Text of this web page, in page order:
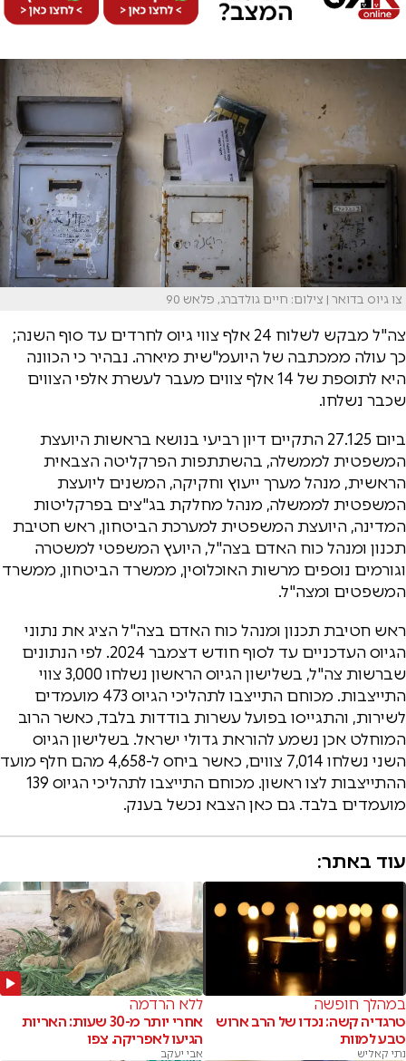
צו גיוס בדואר | צילום: חיים גולדברג, פלאש 90
צה"ל מבקש לשלוח 24 אלף צווי גיוס לחרדים עד סוף השנה;
כך עולה ממכתבה של היועמ"שית מיארה. נבהיר כי הכוונה
היא לתוספת של 14 אלף צווים מעבר לעשרת אלפי הצווים
שכבר נשלחו.
ביום 27.1.25 התקיים דיון רביעי בנושא בראשות היועצת
המשפטית לממשלה, בהשתתפות הפרקליטה הצבאית
הראשית, מנהל מערך ייעוץ וחקיקה, המשנים ליועצת
המשפטית לממשלה, מנהל מחלקת בג"צים בפרקליטות
המדינה, היועצת המשפטית למערכת הביטחון, ראש חטיבת
תכנון ומנהל כוח האדם בצה"ל, היועץ המשפטי למשטרה
וגורמים נוספים מרשות האוכלוסין, ממשרד הביטחון, ממשרד
המשפטים ומצה"ל.
ראש חטיבת תכנון ומנהל כוח האדם בצה"ל הציג את נתוני
הגיוס העדכניים עד לסוף חודש דצמבר 2024. לפי הנתונים
שברשות צה"ל, בשלישון הגיוס הראשון נשלחו 3,000 צווי
התייצבות. מכוחם התייצבו לתהליכי הגיוס 473 מועמדים
לשירות, והתגייסו בפועל עשרות בודדות בלבד, כאשר הרוב
המוחלט אכן נשמע להוראת גדולי ישראל. בשלישון הגיוס
השני נשלחו 7,014 צווים, כאשר ביחס ל-4,658 מהם חלף מועד
ההתייצבות לצו ראשון. מכוחם התייצבו לתהליכי הגיוס 139
מועמדים בלבד. גם כאן הצבא נכשל בענק.
עוד באתר:
במהלך חופשה
טרגדיה קשה: נכדו של הרב ארוש
טבע למוות
נתי קאליש
ללא הרדמה
אחרי יותר מ-30 שעות: האריות
הגיעו לאפריקה. צפו
אבי יעקב